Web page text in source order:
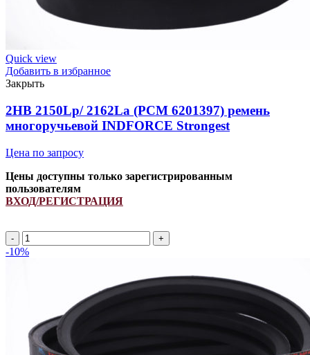
Quick view
Добавить в избранное
Закрыть
2HB 2150Lp/ 2162La (PCM 6201397) ремень
многоручьевой INDFORCE Strongest
Цена по запросу
Цены доступны только зарегистрированным
пользователям
ВХОД/РЕГИСТРАЦИЯ
2HB
2150Lp/
многоручьевой
INDFORCE
Strongest
quantity
-10%